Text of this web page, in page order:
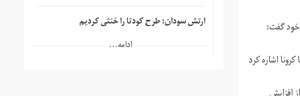
خود گفت:
اشاره کرد
ارتش سودان: طرح کودتا را خنثی کردیم
ادامه...